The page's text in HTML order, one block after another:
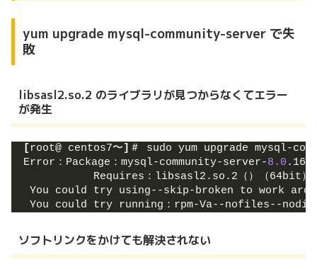
yum upgrade mysql-community-server で失
敗
libsasl2.so.2 のライブラリが見つからなくてエラー
が発生
[root@ centos7〜] ＃ sudo yum upgrade mysql-
Error：Package：mysql-community-server-8.0 .16-
           Requires：libsasl2.so.2（）（64bit）
You could try using--skip-broken to work
You could try running：rpm-Va--nofiles--
ソフトリンクをかけても解決されない